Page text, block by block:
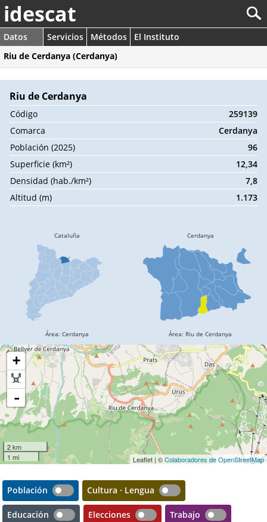
idescat
Datos Servicios Métodos
El Instituto
Riu de Cerdanya (Cerdanya)
Riu de Cerdanya
Código
259139
Comarca
Cerdanya
Población (2025)
96
Superficie (km²)
12,34
Densidad (hab./km²)
7,8
Altitud (m)
1.173
+
-
2 km
1 mi
Leaflet | ©Colaboradores de OpenStreetMap
Población Cultura · Lengua
Educación Elecciones Trabajo